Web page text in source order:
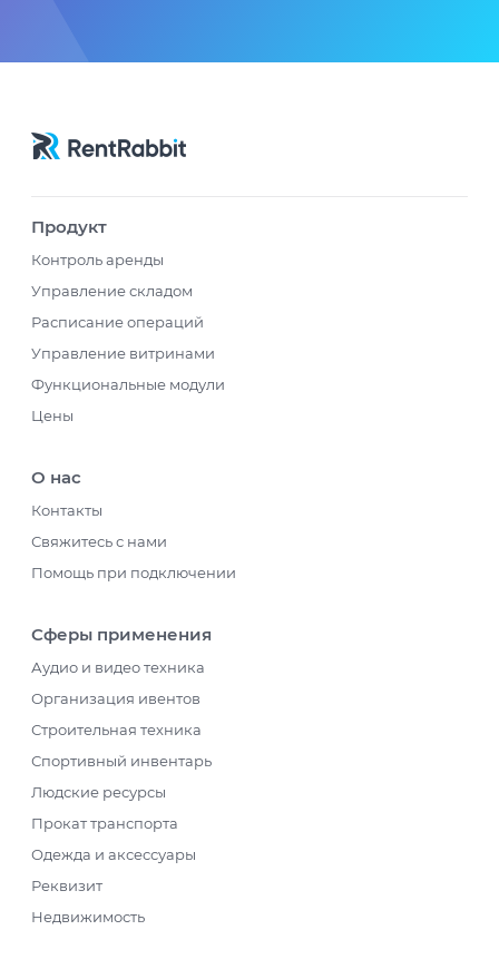
Продукт
Контроль аренды
Управление складом
Расписание операций
Управление витринами
Функциональные модули
Цены
О нас
Контакты
Свяжитесь с нами
Помощь при подключении
Сферы применения
Аудио и видео техника
Организация ивентов
Строительная техника
Спортивный инвентарь
Людские ресурсы
Прокат транспорта
Одежда и аксессуары
Реквизит
Недвижимость